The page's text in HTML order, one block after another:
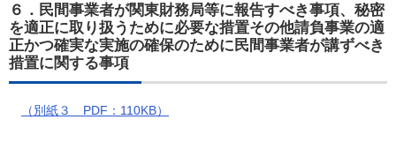
６．民間事業者が関東財務局等に報告すべき事項、秘密
を適正に取り扱うために必要な措置その他請負事業の適
正かつ確実な実施の確保のために民間事業者が講ずべき
措置に関する事項
（別紙３ PDF：110KB）